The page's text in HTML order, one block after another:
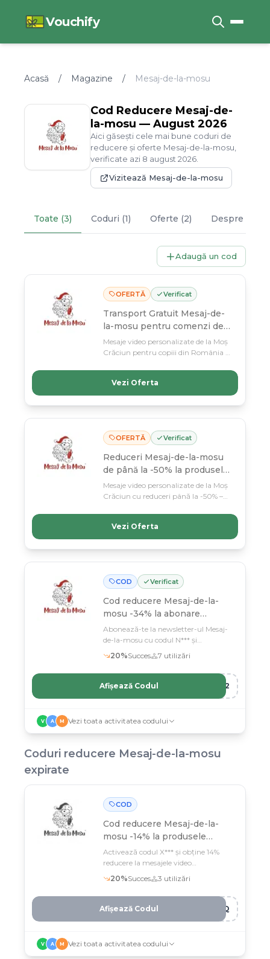
Vouchify
Acasă / Magazine / Mesaj-de-la-mosu
Cod Reducere Mesaj-de-
la-mosu — August 2026
Aici găsești cele mai bune coduri de
reducere și oferte Mesaj-de-la-mosu
verificate azi 8 august 2026
Vizitează Mesaj-de-la-mosu
Toate (3) Coduri (1) Oferte (2) Despre
Adaugă un cod
OFERTĂ Verificat
Transport Gratuit Mesaj-de-
la-mosu pentru comenzi de
min. 200 lei
Mesaje video personalizate de la Moș
Crăciun pentru copiii din România –
până pe 11 martie.
Vezi Oferta
OFERTĂ Verificat
Reduceri Mesaj-de-la-mosu
de până la -50% la produsele
din selecție
Mesaje video personalizate de la Moș
Crăciun cu reduceri până la -50% –
valabilă până pe 11 martie!
Vezi Oferta
COD Verificat
Cod reducere Mesaj-de-la-
mosu -34% la abonare
newsletter
Abonează-te la newsletter-ul Mesaj-
de-la-mosu cu codul N*** și
economisești 34% la experiența
magică a copilului tău de Crăciun
20%Succes 7 utilizări
R12
Afișează Codul
V A M Vezi toata activitatea codului
Coduri reducere Mesaj-de-la-mosu
expirate
COD
Cod reducere Mesaj-de-la-
mosu -14% la produsele
selectate
Activează codul X*** și obține 14%
reducere la mesajele video
personalizate de la Moș Crăciun
pentru copilul tău
20%Succes 3 utilizări
4GQ
Afișează Codul
V A M Vezi toata activitatea codului